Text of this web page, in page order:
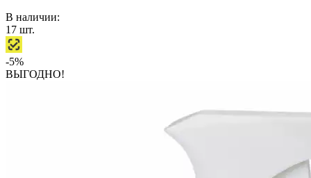
В наличии:
17 шт.
-5%
ВЫГОДНО!